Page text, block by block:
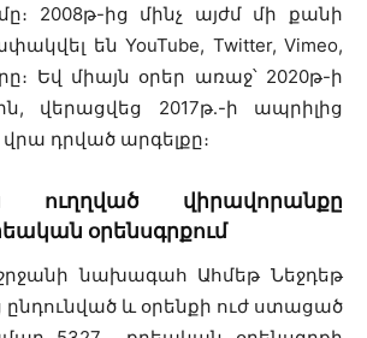
2008թ-ից մինչ այժմ մի քանի
են YouTube, Twitter, Vimeo,
Եվ միայն օրեր առաջ՝ 2020թ-ի
վերացվեց 2017թ․-ի ապրիլից
վրա դրված արգելքը։
ուղղված վիրավորանքը
օրենսգրքում
նախագահ Ահմեթ Նեջդեթ
ընդունված և օրենքի ուժ ստացած